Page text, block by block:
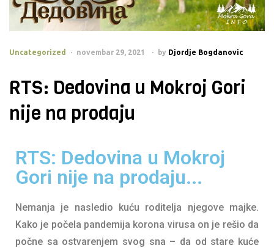
Uncategorized novembar 29, 2021 by Djordje Bogdanovic
RTS: Dedovina u Mokroj Gori
nije na prodaju
RTS: Dedovina u Mokroj
Gori nije na prodaju...
Nemanja je nasledio kuću roditelja njegove majke.
Kako je počela pandemija korona virusa on je rešio da
počne sa ostvarenjem svog sna – da od stare kuće